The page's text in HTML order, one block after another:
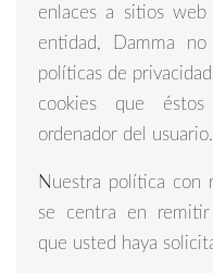
enlaces a sitios
entidad, Damma
políticas de
cookies que
ordenador del usuario.
Nuestra política con
se centra en remitir
que usted haya